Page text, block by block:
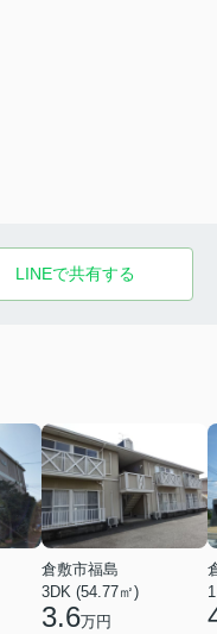
LINEで共有する
倉敷市福島
3DK (54.77㎡)
3.6万円